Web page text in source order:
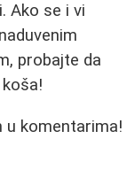
Ako se i vi
probajte da
u komentarima!